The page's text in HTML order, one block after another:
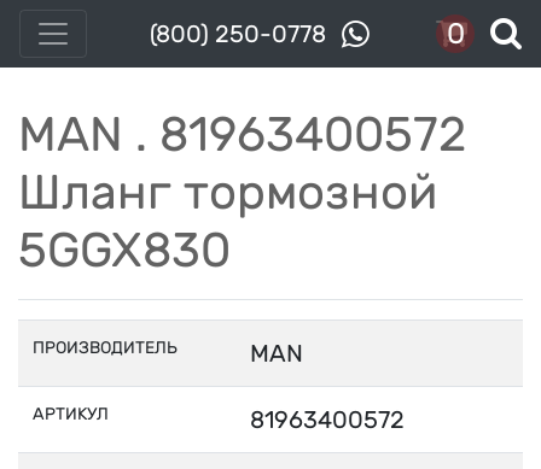
(800) 250-0778 0
MAN . 81963400572
Шланг тормозной
5GGX830
ПРОИЗВОДИТЕЛЬ MAN
АРТИКУЛ 81963400572